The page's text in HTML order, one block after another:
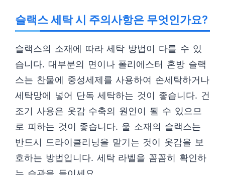
슬랙스 세탁 시 주의사항은 무엇인가요?
슬랙스의 소재에 따라 세탁 방법이 다를 수 있
습니다. 대부분의 면이나 폴리에스터 혼방 슬랙
스는 찬물에 중성세제를 사용하여 손세탁하거나
세탁망에 넣어 단독 세탁하는 것이 좋습니다. 건
조기 사용은 옷감 수축의 원인이 될 수 있으므
로 피하는 것이 좋습니다. 울 소재의 슬랙스는
반드시 드라이클리닝을 맡기는 것이 옷감을 보
호하는 방법입니다. 세탁 라벨을 꼼꼼히 확인하